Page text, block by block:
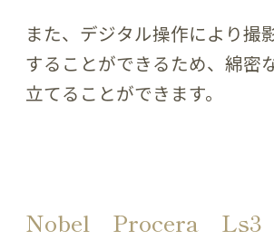
また、デジタル操作により撮
することができるため、綿密
立てることができます。
Nobel Procera Ls3